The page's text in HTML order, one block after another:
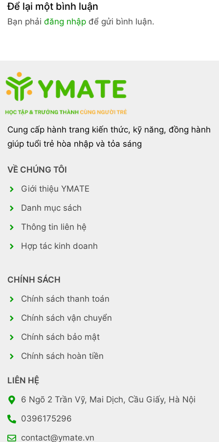
Để lại một bình luận
Bạn phải đăng nhập để gửi bình luận.
Cung cấp hành trang kiến thức, kỹ năng, đồng hành
giúp tuổi trẻ hòa nhập và tỏa sáng
VỀ CHÚNG TÔI
Giới thiệu YMATE
Danh mục sách
Thông tin liên hệ
Hợp tác kinh doanh
CHÍNH SÁCH
Chính sách thanh toán
Chính sách vận chuyển
Chính sách bảo mật
Chính sách hoàn tiền
LIÊN HỆ
6 Ngõ 2 Trần Vỹ, Mai Dịch, Cầu Giấy, Hà Nội
0396175296
contact@ymate.vn